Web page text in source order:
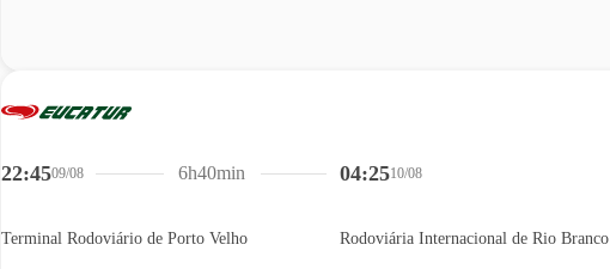
22:4509/08
Terminal Rodoviário de Porto Velho
04:2510/08
Rodoviária Internacional de Rio Branco
6h40min